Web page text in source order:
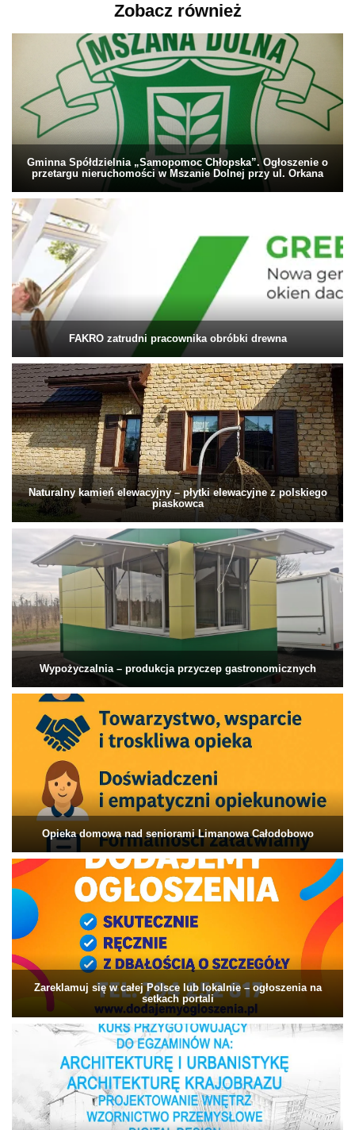
Zobacz również
Gminna Spółdzielnia „Samopomoc Chłopska”. Ogłoszenie o
przetargu nieruchomości w Mszanie Dolnej przy ul. Orkana
FAKRO zatrudni pracownika obróbki drewna
Naturalny kamień elewacyjny – płytki elewacyjne z polskiego
piaskowca
Wypożyczalnia – produkcja przyczep gastronomicznych
Opieka domowa nad seniorami Limanowa Całodobowo
Zareklamuj się w całej Polsce lub lokalnie – ogłoszenia na
setkach portali